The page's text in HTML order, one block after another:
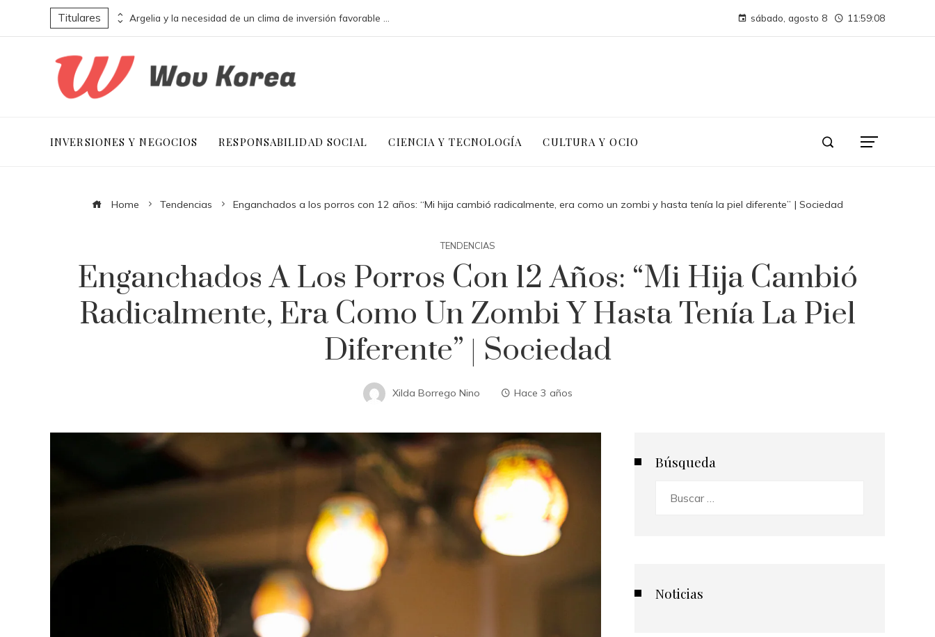
Titulares La influencia de La naranja mecánica en la estética y narrativa distópica sábado, agosto 8 11:59:09
INVERSIONES Y NEGOCIOS RESPONSABILIDAD SOCIAL CIENCIA Y TECNOLOGÍA CULTURA Y OCIO
Home Tendencias Enganchados a los porros con 12 años: “Mi hija cambió radicalmente, era como un zombi y hasta tenía la piel diferente” | Sociedad
TENDENCIAS
Enganchados A Los Porros Con 12 Años: “Mi Hija Cambió
Radicalmente, Era Como Un Zombi Y Hasta Tenía La Piel
Diferente” | Sociedad
Xilda Borrego Nino Hace 3 años
Búsqueda
Noticias